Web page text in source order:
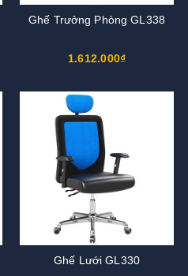
Ghế Trưởng Phòng GL338
1.612.000₫
Ghế Lưới GL330